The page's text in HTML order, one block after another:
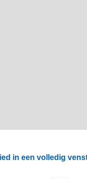
in een volledig